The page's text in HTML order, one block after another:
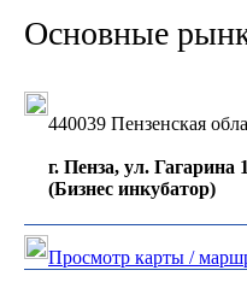
Основные
440039 Пензенская
г. Пенза, ул. Гагарина
(Бизнес инкубатор)
Просмотр карты /